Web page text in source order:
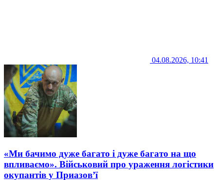
04.08.2026, 10:41
«Ми бачимо дуже багато і дуже багато на що
впливаємо». Військовий про ураження логістики
окупантів у Приазов’ї